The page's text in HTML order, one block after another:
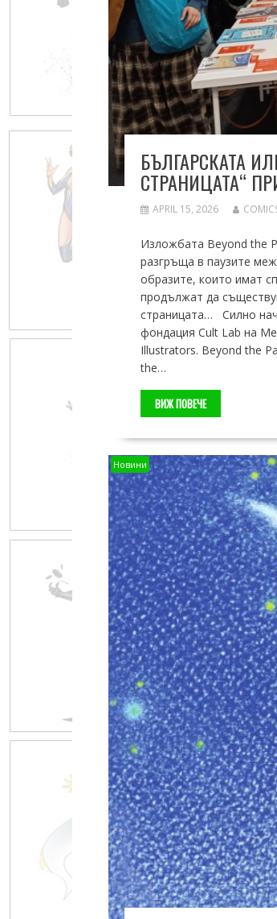
БЪЛГАРСКАТА
СТРАНИЦАТА“
APRIL 15, 2026
Изложбата Beyond the
разгръща в паузите
образите, които имат
продължат да
страницата… Силно
фондация Cult Lab на
Illustrators. Beyond the
the…
ВИЖ ПОВЕЧЕ
Новини